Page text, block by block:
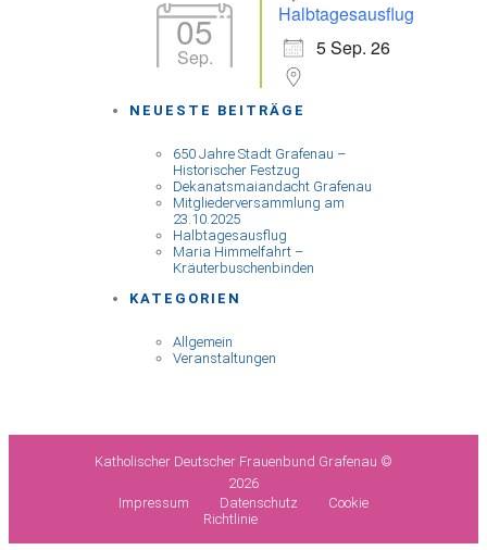
05
Sep.
Halbtagesausflug
5 Sep. 26
NEUESTE BEITRÄGE
650 Jahre Stadt Grafenau –
Historischer Festzug
Dekanatsmaiandacht Grafenau
Mitgliederversammlung am
23.10.2025
Halbtagesausflug
Maria Himmelfahrt –
Kräuterbuschenbinden
KATEGORIEN
Allgemein
Veranstaltungen
Katholischer Deutscher Frauenbund Grafenau ©
2026
Impressum
Datenschutz
Cookie
Richtlinie